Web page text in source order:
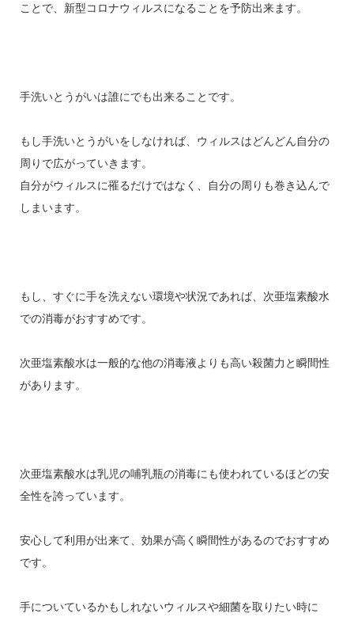
ことで、新型コロナウィルスになることを予防出来ます。
手洗いとうがいは誰にでも出来ることです。
もし手洗いとうがいをしなければ、ウィルスはどんどん自分の
周りで広がっていきます。
自分がウィルスに罹るだけではなく、自分の周りも巻き込んで
しまいます。
もし、すぐに手を洗えない環境や状況であれば、次亜塩素酸水
での消毒がおすすめです。
次亜塩素酸水は一般的な他の消毒液よりも高い殺菌力と瞬間性
があります。
次亜塩素酸水は乳児の哺乳瓶の消毒にも使われているほどの安
全性を誇っています。
安心して利用が出来て、効果が高く瞬間性があるのでおすすめ
です。
手についているかもしれないウィルスや細菌を取りたい時に